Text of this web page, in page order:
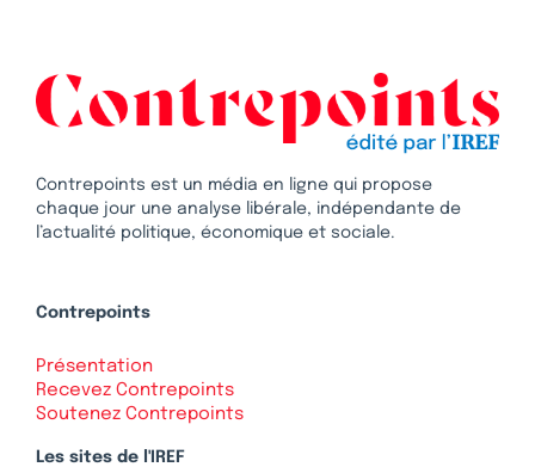
Contrepoints est un média en ligne qui propose
chaque jour une analyse libérale, indépendante de
l’actualité politique, économique et sociale.
Contrepoints
Présentation
Recevez Contrepoints
Soutenez Contrepoints
Les sites de l'IREF